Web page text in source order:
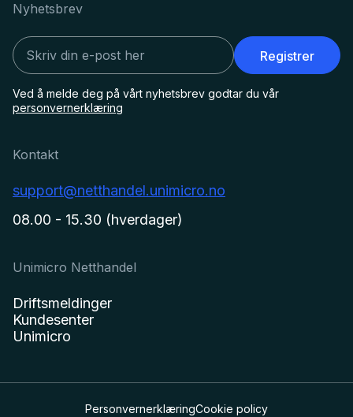
Nyhetsbrev
Registrer
Ved å melde deg på vårt nyhetsbrev godtar du vår
personvernerklæring
Kontakt
support@netthandel.unimicro.no
08.00 - 15.30 (hverdager)
Unimicro Netthandel
Driftsmeldinger
Kundesenter
Unimicro
PersonvernerklæringCookie policy